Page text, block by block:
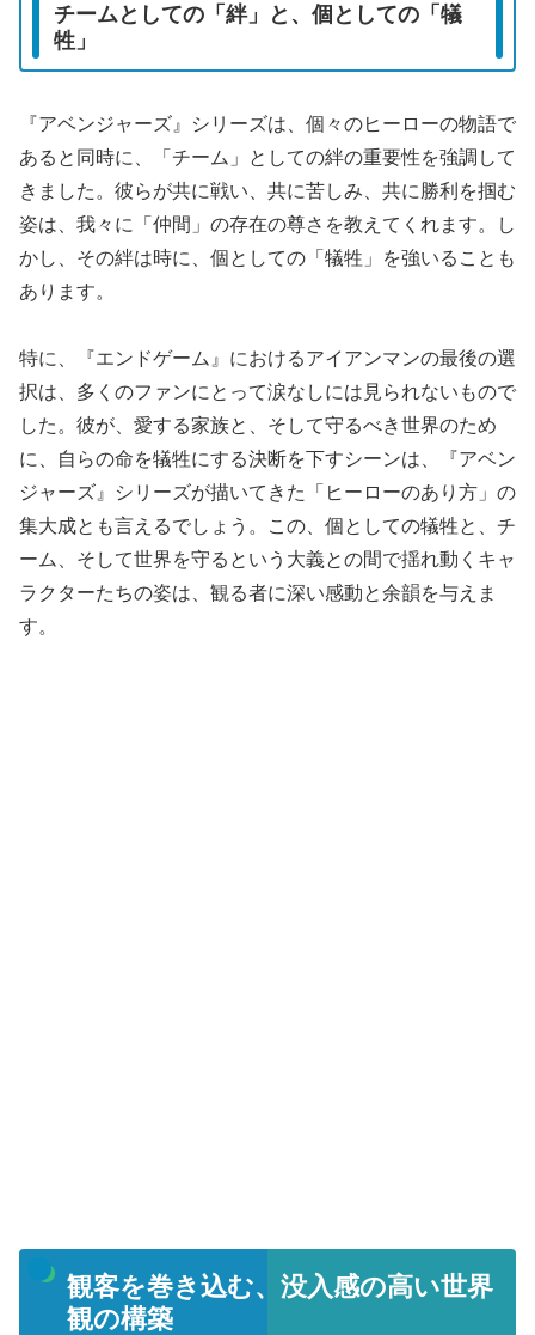
チームとしての「絆」と、個としての「犠
牲」
『アベンジャーズ』シリーズは、個々のヒーローの物語で
あると同時に、「チーム」としての絆の重要性を強調して
きました。彼らが共に戦い、共に苦しみ、共に勝利を掴む
姿は、我々に「仲間」の存在の尊さを教えてくれます。し
かし、その絆は時に、個としての「犠牲」を強いることも
あります。
特に、『エンドゲーム』におけるアイアンマンの最後の選
択は、多くのファンにとって涙なしには見られないもので
した。彼が、愛する家族と、そして守るべき世界のため
に、自らの命を犠牲にする決断を下すシーンは、『アベン
ジャーズ』シリーズが描いてきた「ヒーローのあり方」の
集大成とも言えるでしょう。この、個としての犠牲と、チ
ーム、そして世界を守るという大義との間で揺れ動くキャ
ラクターたちの姿は、観る者に深い感動と余韻を与えま
す。
観客を巻き込む、没入感の高い世界
観の構築